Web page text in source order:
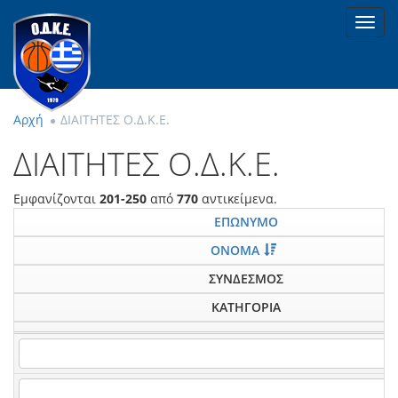
Αρχή ΔΙΑΙΤΗΤΕΣ Ο.Δ.Κ.Ε.
ΔΙΑΙΤΗΤΕΣ Ο.Δ.Κ.Ε.
Εμφανίζονται 201-250 από 770 αντικείμενα.
ΕΠΩΝΥΜΟ
ΟΝΟΜΑ
ΣΥΝΔΕΣΜΟΣ
ΚΑΤΗΓΟΡΙΑ